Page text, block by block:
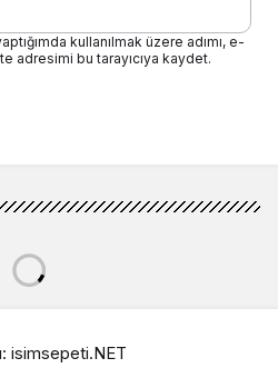
kullanılmak üzere adımı, e-
adresimi bu tarayıcıya kaydet.
isimsepeti.NET